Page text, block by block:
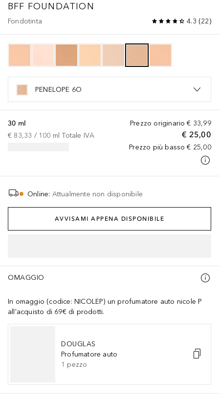
BFF FOUNDATION
Fondotinta 4.3 (22)
PENELOPE 6O
Prezzo originario € 33,99
€ 25,00
Prezzo più basso € 25,00
30 ml
€ 83,33 / 100 ml Totale IVA
Online: Attualmente non disponibile
AVVISAMI APPENA DISPONIBILE
OMAGGIO
In omaggio (codice: NICOLEP) un profumatore auto nicole P
all'acquisto di 69€ di prodotti.
DOUGLAS
Profumatore auto
1 pezzo